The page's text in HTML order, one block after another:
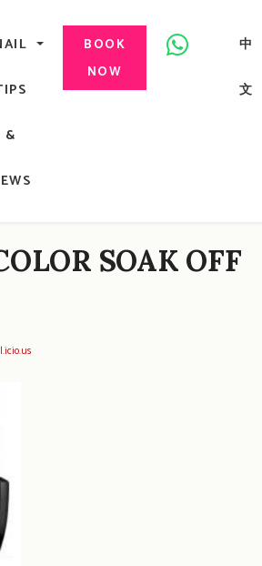
甲, 美甲, 美甲派對, 上門美甲, 香港, 中環
&
BOOK
NOW
中
文
SOAK OFF